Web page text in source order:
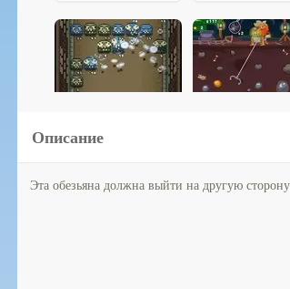
Описание
Эта обезьяна должна выйти на другую